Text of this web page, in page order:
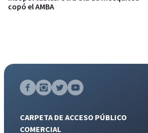
copó el AMBA
CARPETA DE ACCESO PÚBLICO
COMERCIAL